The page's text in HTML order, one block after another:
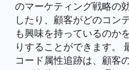
のマーケティング戦略の
したり、顧客がどのコン
も興味を持っているのか
りすることができます。
コード属性追跡は、顧客